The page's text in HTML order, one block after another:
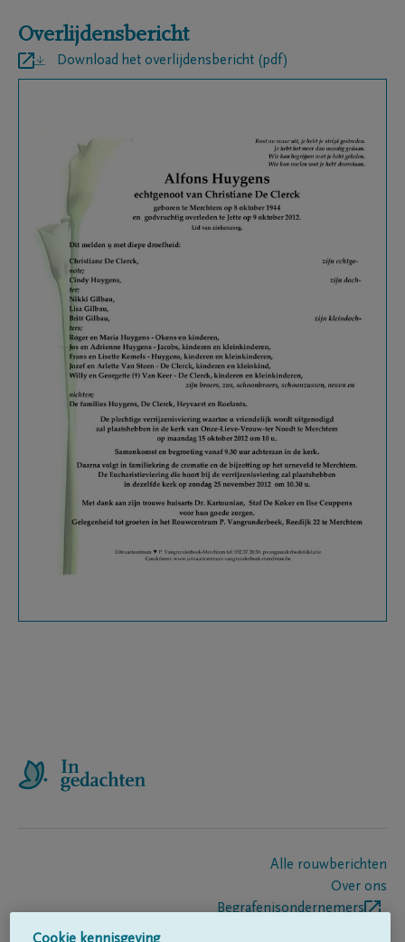
Overlijdensbericht
Download het overlijdensbericht (pdf)
Alle rouwberichten
Over ons
Begrafenisondernemers